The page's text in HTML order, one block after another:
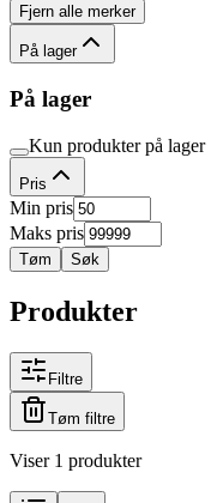
Fjern alle merker
På lager
På lager
Kun produkter på lager
Pris
Min pris
Maks pris
Tøm Søk
Produkter
Filtre
Tøm filtre
Viser 1 produkter